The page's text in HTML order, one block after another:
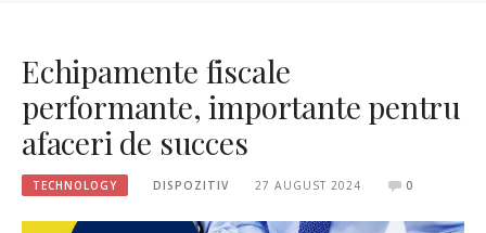
Echipamente fiscale
performante, importante pentru
afaceri de succes
TECHNOLOGY DISPOZITIV 27 AUGUST 2024 0